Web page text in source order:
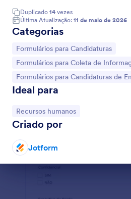
Duplicado 14 vezes
Última Atualização: 11 de maio de 2026
Categorias
Ir para Categoria:
Formulários para Candidaturas
Ir para Categoria:
Formulários para Coleta de
Ir para Categoria:
Formulários para Candidaturas de
Ideal para
Ir para Categoria:
Recursos humanos
Criado por
Jotform